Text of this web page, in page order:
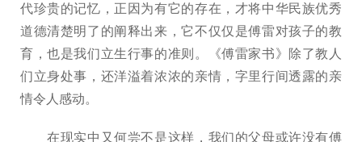
代珍贵的记忆，正因为有它的存在，才将中华民族优秀
道德清楚明了的阐释出来，它不仅仅是傅雷对孩子的教
育，也是我们立生行事的准则。《傅雷家书》除了教人
们立身处事，还洋溢着浓浓的亲情，字里行间透露的亲
情令人感动。
在现实中又何尝不是这样，我们的父母或许没有傅